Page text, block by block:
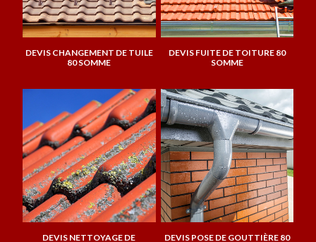
DEVIS CHANGEMENT DE TUILE
80 SOMME
DEVIS FUITE DE TOITURE 80
SOMME
DEVIS NETTOYAGE DE
DEVIS POSE DE GOUTTIÈRE 80